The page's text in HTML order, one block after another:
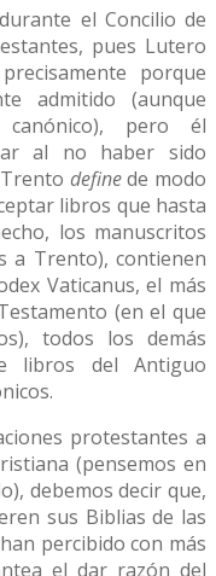
el Concilio de
pues Lutero
porque
admitido (aunque
pero él
al no haber sido
definede modo
libros que hasta
los manuscritos
a Trento), contienen
Vaticanus, el más
(en el que
todos los demás
libros del Antiguo
protestantes a
(pensemos en
debemos decir que,
sus Biblias de las
percibido con más
el dar razón del